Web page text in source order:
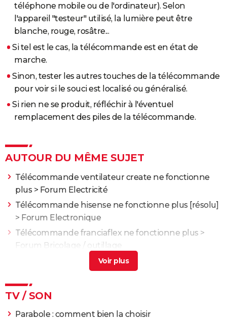
FORUM
Bricolage
Lifestyle
Culture
SportAuto
Television
Voyage
Cinema
téléphone mobile ou de l'ordinateur). Selon
l'appareil "testeur" utilisé, la lumière peut être
blanche, rouge, rosâtre...
Si tel est le cas, la télécommande est en état de
marche.
Sinon, tester les autres touches de la télécommande
pour voir si le souci est localisé ou généralisé.
Si rien ne se produit, réfléchir à l'éventuel
remplacement des piles de la télécommande.
AUTOUR DU MÊME SUJET
Télécommande ventilateur create ne fonctionne
plus > Forum Electricité
Télécommande hisense ne fonctionne plus [résolu]
> Forum Electronique
Télécommande franciaflex ne fonctionne plus >
Forum Bricolage / outillage
Télécommande velux klr 200 ne fonctionne plus
Télécommande mcz ne fonctionne pas
Forum Bricolage / outillage
TV / SON
Parabole : comment bien la choisir